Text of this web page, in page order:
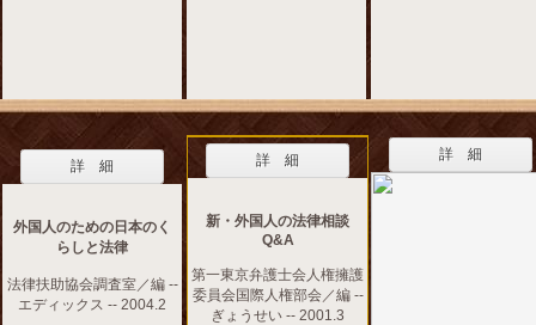
詳 細
外国人のための日本のく
らしと法律
法律扶助協会調査室／編 --
エディックス -- 2004.2
詳 細
新・外国人の法律相談
Q&A
第一東京弁護士会人権擁護
委員会国際人権部会／編 --
ぎょうせい -- 2001.3
詳 細